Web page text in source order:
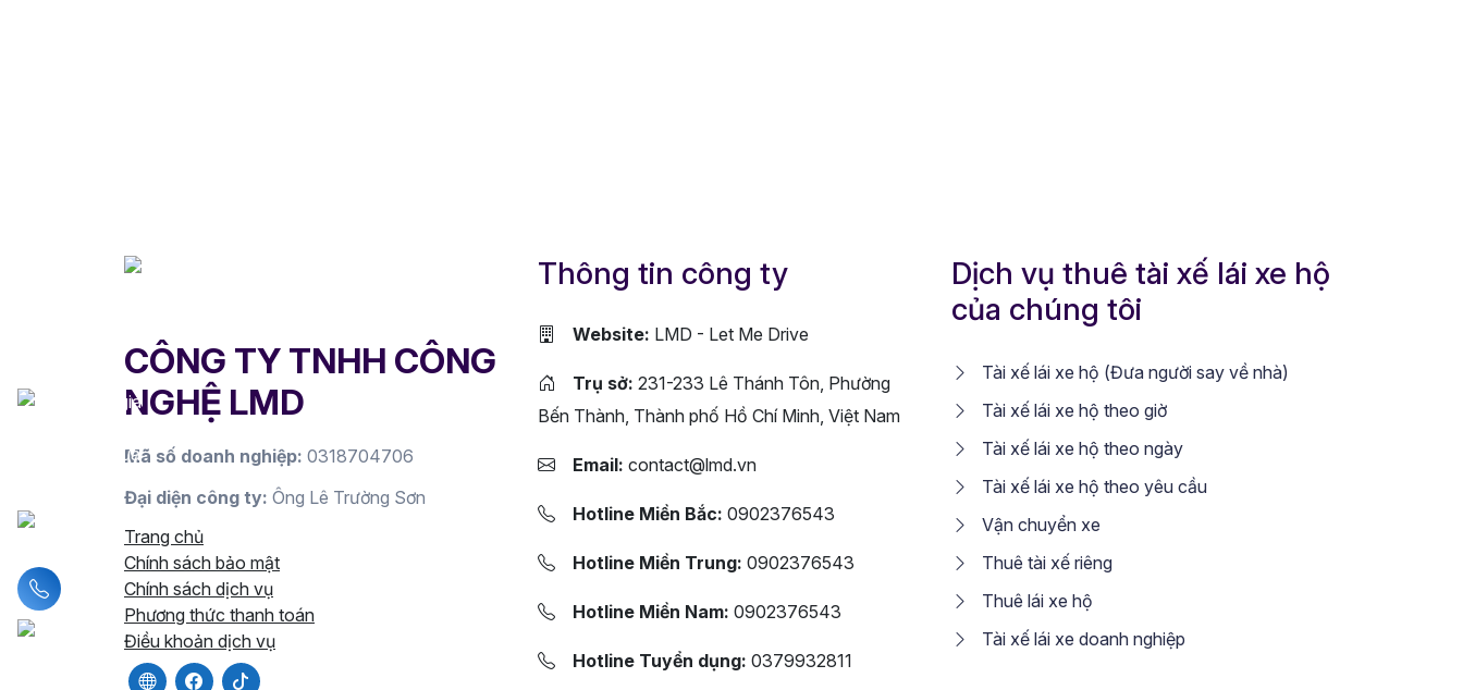
CÔNG TY TNHH CÔNG
NGHỆ LMD
Mã số doanh nghiệp: 0318704706
Đại diện công ty: Ông Lê Trường Sơn
Trang chủ
Chính sách bảo mật
Chính sách dịch vụ
Phương thức thanh toán
Điều khoản dịch vụ
Thông tin công ty
Website: LMD - Let Me Drive
Trụ sở: 231-233 Lê Thánh Tôn, Phường
Bến Thành, Thành phố Hồ Chí Minh, Việt Nam
Email: contact@lmd.vn
Hotline Miền Bắc: 0902376543
Hotline Miền Trung: 0902376543
Hotline Miền Nam: 0902376543
Hotline Tuyển dụng: 0379932811
Dịch vụ thuê tài xế lái xe hộ
của chúng tôi
Tài xế lái xe hộ (Đưa người say về nhà)
Tài xế lái xe hộ theo giờ
Tài xế lái xe hộ theo ngày
Tài xế lái xe hộ theo yêu cầu
Vận chuyển xe
Thuê tài xế riêng
Thuê lái xe hộ
Tài xế lái xe doanh nghiệp
Liên hệ hotline